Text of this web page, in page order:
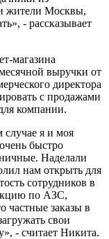
жители Москвы,
- рассказывает
магазина
выручки от
директора
с продажами
компании.
я и моя
быстро
Наделали
нам открыть для
сотрудников в
по АЗС,
частные заказы в
свои
- считает Никита.